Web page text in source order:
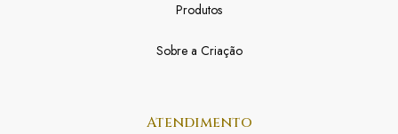
Produtos
Sobre a Criação
Atendimento